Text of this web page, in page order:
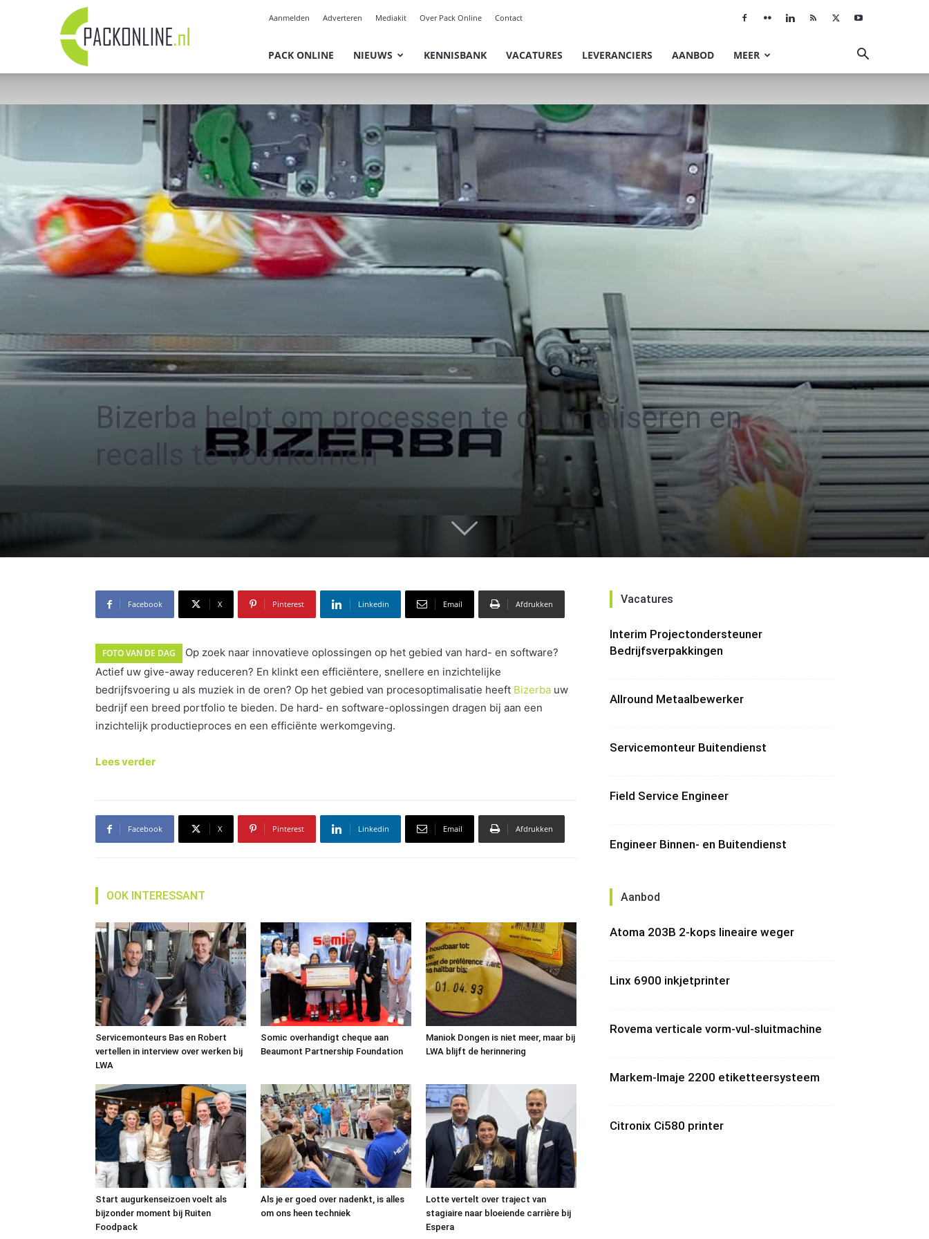
Pack
Online
Aanmelden Adverteren Mediakit Over Pack Online Contact
PACK ONLINE NIEUWS KENNISBANK VACATURES LEVERANCIERS AANBOD MEER
Bizerba helpt om processen te optimaliseren en
recalls te voorkomen
Facebook X Pinterest Linkedin Email Afdrukken
FOTO VAN DE DAG
Op zoek naar innovatieve oplossingen op het gebied van hard- en software?
Actief uw give-away reduceren? En klinkt een efficiëntere, snellere en inzichtelijke
bedrijfsvoering u als muziek in de oren? Op het gebied van procesoptimalisatie heeft Bizerba uw
bedrijf een breed portfolio te bieden. De hard- en software-oplossingen dragen bij aan een
inzichtelijk productieproces en een efficiënte werkomgeving.
Lees verder
Facebook X Pinterest Linkedin Email Afdrukken
OOK INTERESSANT
Servicemonteurs Bas en Robert
vertellen in interview over werken bij
LWA
Somic overhandigt cheque aan
Beaumont Partnership Foundation
Maniok Dongen is niet meer, maar bij
LWA blijft de herinnering
Start augurkenseizoen voelt als
bijzonder moment bij Ruiten
Foodpack
Als je er goed over nadenkt, is alles
om ons heen techniek
Lotte vertelt over traject van
stagiaire naar bloeiende carrière bij
Espera
Vacatures
Interim Projectondersteuner
Bedrijfsverpakkingen
Allround Metaalbewerker
Servicemonteur Buitendienst
Field Service Engineer
Engineer Binnen- en Buitendienst
Aanbod
Atoma 203B 2-kops lineaire weger
Linx 6900 inkjetprinter
Rovema verticale vorm-vul-sluitmachine
Markem-Imaje 2200 etiketteersysteem
Citronix Ci580 printer